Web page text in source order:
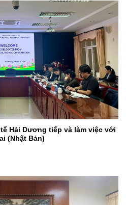
Hải Dương tiếp và làm việc với
(Nhật Bản)